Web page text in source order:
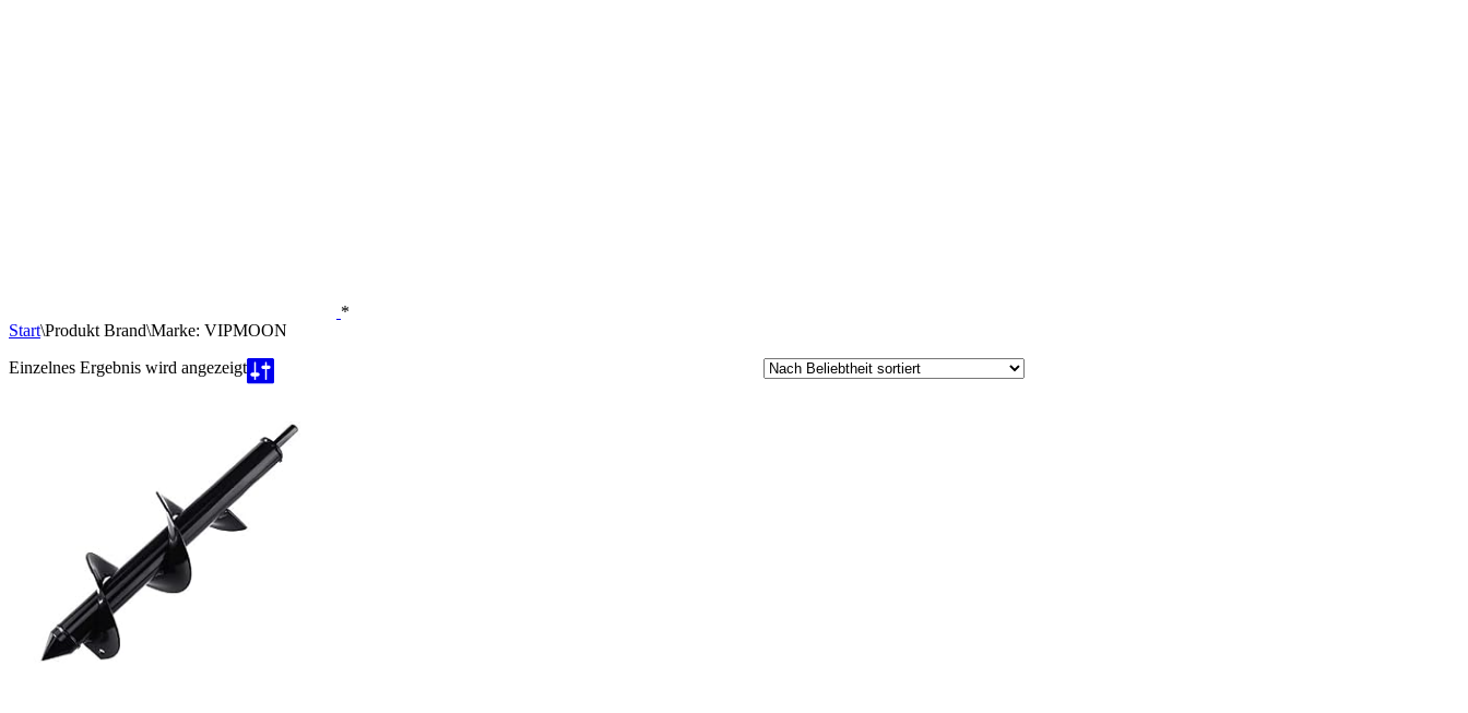
*
Start\Produkt Brand\Marke: VIPMOON
Einzelnes Ergebnis wird angezeigt